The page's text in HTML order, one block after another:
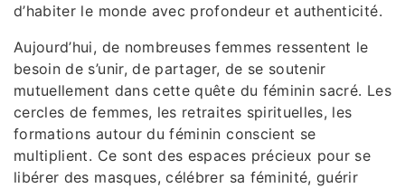
d’habiter le monde avec profondeur et authenticité.
Aujourd’hui, de nombreuses femmes ressentent le
besoin de s’unir, de partager, de se soutenir
mutuellement dans cette quête du féminin sacré. Les
cercles de femmes, les retraites spirituelles, les
formations autour du féminin conscient se
multiplient. Ce sont des espaces précieux pour se
libérer des masques, célébrer sa féminité, guérir